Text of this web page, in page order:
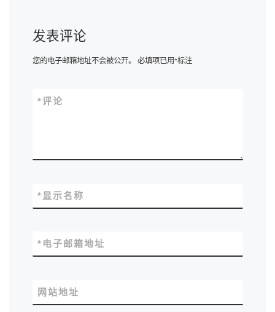
发表评论
您的电子邮箱地址不会被公开。 必填项已用*标注
评论
*
显示名称
*
电子邮箱地址
*
网站地址